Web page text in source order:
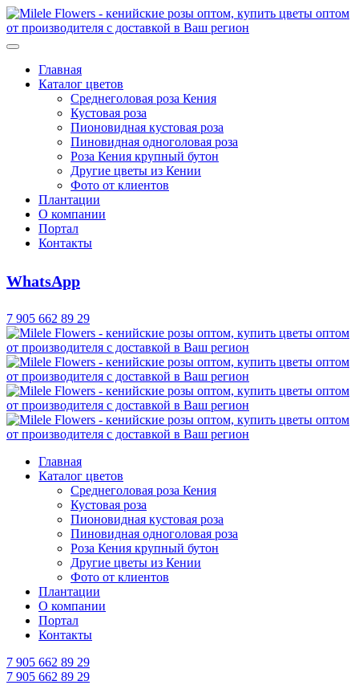
Главная
Каталог цветов
Среднеголовая роза Кения
Кустовая роза
Пионовидная кустовая роза
Пиновидная одноголовая роза
Роза Кения крупный бутон
Другие цветы из Кении
Фото от клиентов
Плантации
О компании
Портал
Контакты
WhatsApp
7 905 662 89 29
Главная
Каталог цветов
Среднеголовая роза Кения
Кустовая роза
Пионовидная кустовая роза
Пиновидная одноголовая роза
Роза Кения крупный бутон
Другие цветы из Кении
Фото от клиентов
Плантации
О компании
Портал
Контакты
7 905 662 89 29
7 905 662 89 29